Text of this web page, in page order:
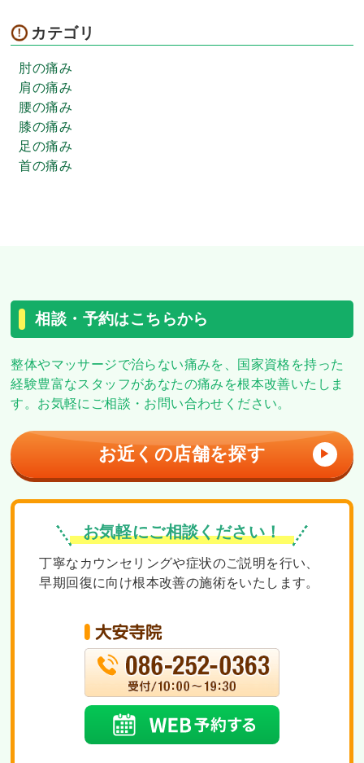
カテゴリ
肘の痛み
肩の痛み
腰の痛み
膝の痛み
足の痛み
首の痛み
相談・予約はこちらから
整体やマッサージで治らない痛みを、
国家資格を持った
経験豊富なスタッフがあなたの痛みを根本改善いたしま
す。 お気軽にご相談・お問い合わせください。
お近くの店舗を探す ▶
お気軽にご相談ください！
丁寧なカウンセリングや症状のご説明を行い、
早期回復に向け根本改善の施術をいたします。